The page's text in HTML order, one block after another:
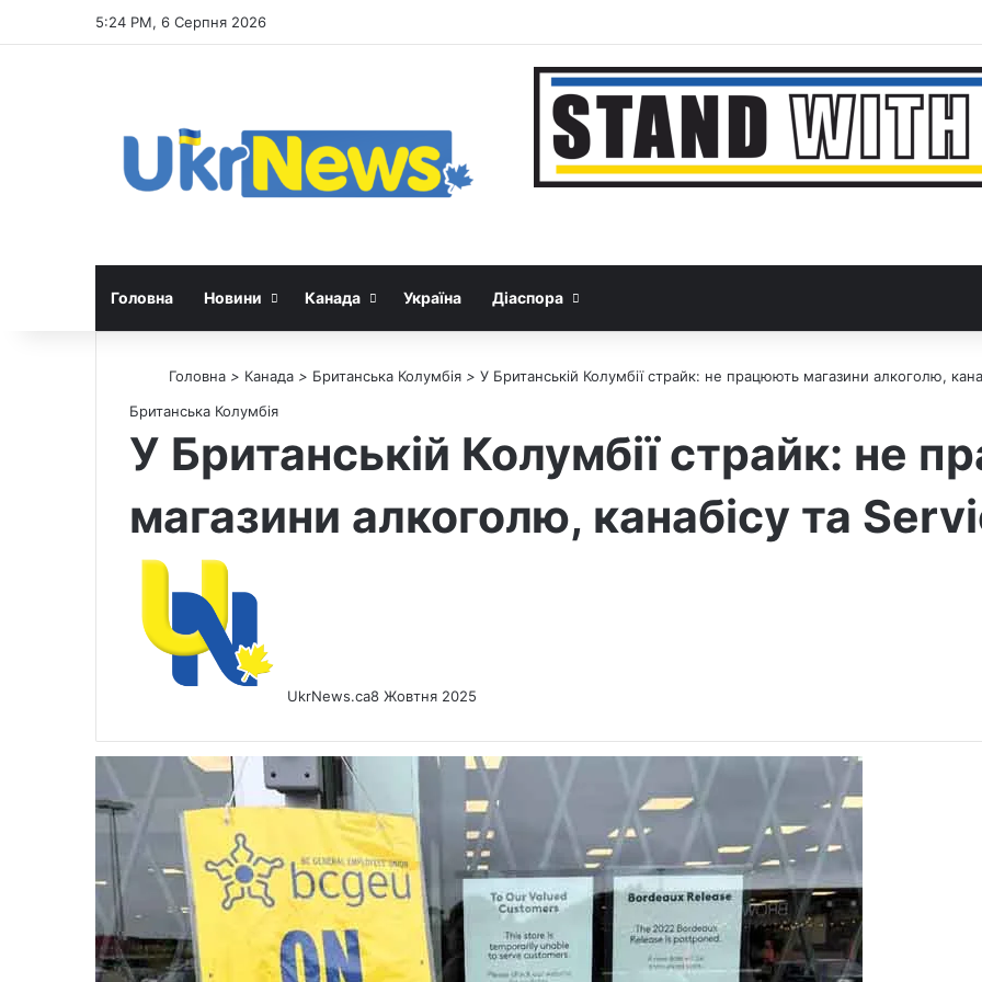
5:24 PM, 6 Серпня 2026
Google News
Threads
Головна Новини Канада Україна Діаспора
Головна > Канада > Британська Колумбія > У Британській Колумбії страйк: не працюють магазини алкоголю,
Британська Колумбія
У Британській Колумбії страйк: не
магазини алкоголю, канабісу та
UkrNews.ca8 Жовтня 2025